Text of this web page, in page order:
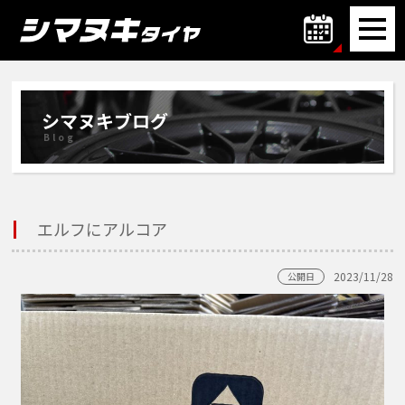
シマヌキブログ
Blog
エルフにアルコア
公開日 2023/11/28